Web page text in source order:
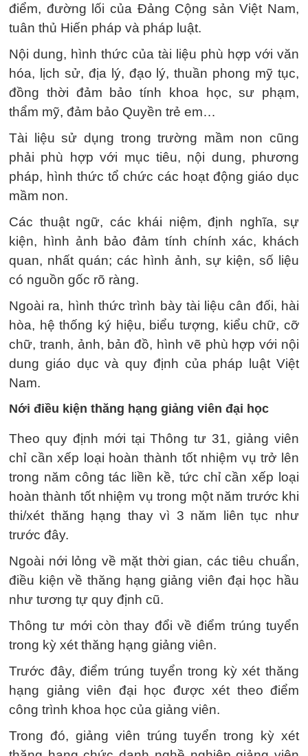
điểm, đường lối của Đảng Cộng sản Việt Nam,
tuân thủ Hiến pháp và pháp luật.
Nội dung, hình thức của tài liệu phù hợp với văn
hóa, lịch sử, địa lý, đạo lý, thuần phong mỹ tục,
đồng thời đảm bảo tính khoa học, sư phạm,
thẩm mỹ, đảm bảo Quyền trẻ em…
Tài liệu sử dụng trong trường mầm non cũng
phải phù hợp với mục tiêu, nội dung, phương
pháp, hình thức tổ chức các hoạt động giáo dục
mầm non.
Các thuật ngữ, các khái niệm, định nghĩa, sự
kiện, hình ảnh bảo đảm tính chính xác, khách
quan, nhất quán; các hình ảnh, sự kiện, số liệu
có nguồn gốc rõ ràng.
Ngoài ra, hình thức trình bày tài liệu cân đối, hài
hòa, hệ thống ký hiệu, biểu tượng, kiểu chữ, cỡ
chữ, tranh, ảnh, bản đồ, hình vẽ phù hợp với nội
dung giáo dục và quy định của pháp luật Việt
Nam.
Nới điều kiện thăng hạng giảng viên đại học
Theo quy định mới tại Thông tư 31, giảng viên
chỉ cần xếp loại hoàn thành tốt nhiệm vụ trở lên
trong năm công tác liền kề, tức chỉ cần xếp loại
hoàn thành tốt nhiệm vụ trong một năm trước khi
thi/xét thăng hạng thay vì 3 năm liên tục như
trước đây.
Ngoài nới lỏng về mặt thời gian, các tiêu chuẩn,
điều kiện về thăng hạng giảng viên đại học hầu
như tương tự quy định cũ.
Thông tư mới còn thay đổi về điểm trúng tuyển
trong kỳ xét thăng hạng giảng viên.
Trước đây, điểm trúng tuyển trong kỳ xét thăng
hạng giảng viên đại học được xét theo điểm
công trình khoa học của giảng viên.
Trong đó, giảng viên trúng tuyển trong kỳ xét